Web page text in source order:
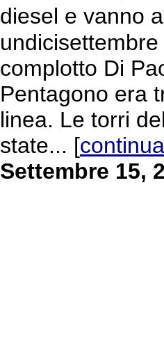
diesel e vanno
complotto Di
Pentagono era
linea. Le torri
state... [
Settembre 15,